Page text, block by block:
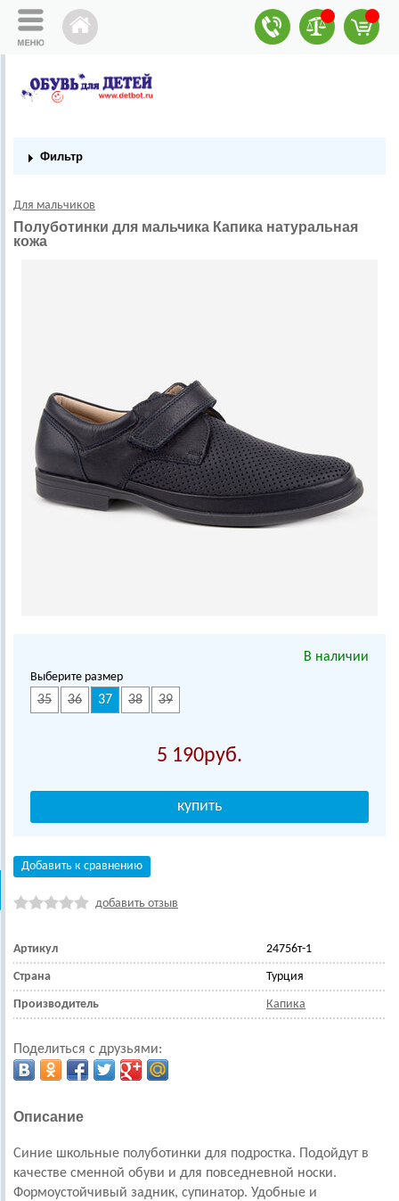
Фильтр
Для мальчиков
Полуботинки для мальчика Капика натуральная
кожа
В наличии
Выберите размер
35 36 37 38 39
5 190
Добавить к сравнению
добавить отзыв
Артикул 24756т-1
Страна Турция
Производитель Капика
Поделиться с друзьями:
Описание
Синие школьные полуботинки для подростка. Подойдут в
качестве сменной обуви и для повседневной носки.
Формоустойчивый задник, супинатор. Удобные и